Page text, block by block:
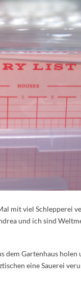
mit viel Schlepperei
und ich sind
dem Gartenhaus
eine Sauerei